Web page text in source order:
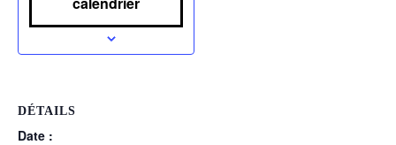
DÉTAILS
Date :